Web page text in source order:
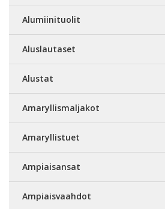
Alumiinituolit
Aluslautaset
Alustat
Amaryllismaljakot
Amaryllistuet
Ampiaisansat
Ampiaisvaahdot